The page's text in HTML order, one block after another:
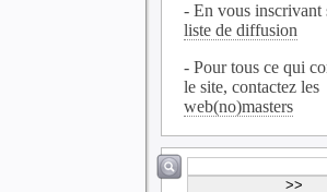
- En vous inscrivant
liste de diffusion
- Pour tous ce qui
le site, contactez les
web(no)masters